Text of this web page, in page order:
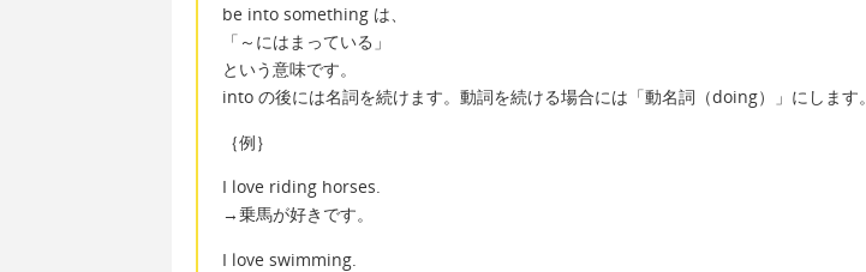
be into something は、
「～にはまっている」
という意味です。
into の後には名詞を続けます。動詞を続ける場合には「動名詞（doing）」にします。
｛例｝
I love riding horses.
→乗馬が好きです。
I love swimming.